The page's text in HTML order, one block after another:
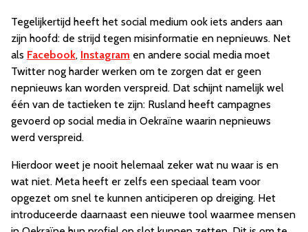
Tegelijkertijd heeft het social medium ook iets anders aan
zijn hoofd: de strijd tegen misinformatie en nepnieuws. Net
als Facebook, Instagram en andere social media moet
Twitter nog harder werken om te zorgen dat er geen
nepnieuws kan worden verspreid. Dat schijnt namelijk wel
één van de tactieken te zijn: Rusland heeft campagnes
gevoerd op social media in Oekraïne waarin nepnieuws
werd verspreid.
Hierdoor weet je nooit helemaal zeker wat nu waar is en
wat niet. Meta heeft er zelfs een speciaal team voor
opgezet om snel te kunnen anticiperen op dreiging. Het
introduceerde daarnaast een nieuwe tool waarmee mensen